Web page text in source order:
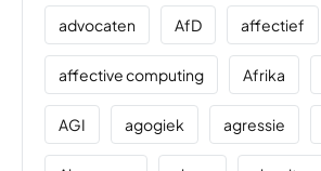
advocaten AfD affectief
affective computing Afrika
AGI agogiek agressie